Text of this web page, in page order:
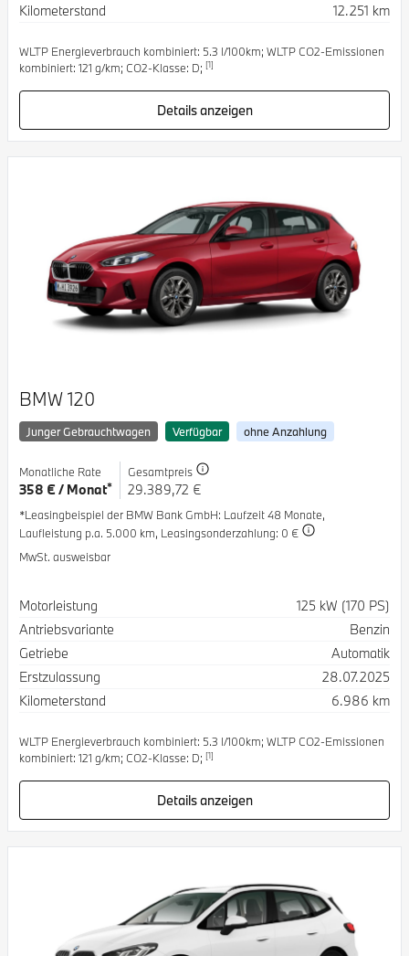
Kilometerstand
12.251 km
WLTP Energieverbrauch kombiniert: 5.3 l/100km; WLTP CO2-Emissionen
kombiniert: 121 g/km; CO2-Klasse: D; [1]
Details anzeigen
BMW 120
Junger Gebrauchtwagen Verfügbar ohne Anzahlung
Monatliche Rate
358 € / Monat*
Gesamtpreis
29.389,72 €
*Leasingbeispiel der BMW Bank GmbH: Laufzeit 48 Monate,
Laufleistung p.a. 5.000 km, Leasingsonderzahlung: 0 €
MwSt. ausweisbar
Spezifikation
Motorleistung
125 kW (170 PS)
Antriebsvariante
Benzin
Getriebe
Automatik
Erstzulassung
28.07.2025
Kilometerstand
6.986 km
WLTP Energieverbrauch kombiniert: 5.3 l/100km; WLTP CO2-Emissionen
kombiniert: 121 g/km; CO2-Klasse: D; [1]
Details anzeigen